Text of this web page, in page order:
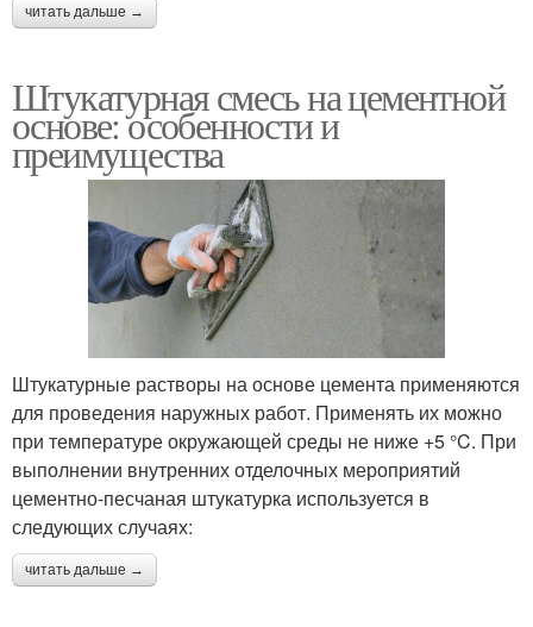
читать дальше →
Штукатурная смесь на цементной
основе: особенности и
преимущества
Штукатурные растворы на основе цемента применяются
для проведения наружных работ. Применять их можно
при температуре окружающей среды не ниже +5 °C. При
выполнении внутренних отделочных мероприятий
цементно-песчаная штукатурка используется в
следующих случаях:
читать дальше →